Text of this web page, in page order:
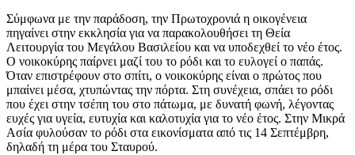
Σύμφωνα με την παράδοση, την Πρωτοχρονιά η οικογένεια
πηγαίνει στην εκκλησία για να παρακολουθήσει τη Θεία
Λειτουργία του Μεγάλου Βασιλείου και να υποδεχθεί το νέο έτος.
Ο νοικοκύρης παίρνει μαζί του το ρόδι και το ευλογεί ο παπάς.
Όταν επιστρέφουν στο σπίτι, ο νοικοκύρης είναι ο πρώτος που
μπαίνει μέσα, χτυπώντας την πόρτα. Στη συνέχεια, σπάει το ρόδι
που έχει στην τσέπη του στο πάτωμα, με δυνατή φωνή, λέγοντας
ευχές για υγεία, ευτυχία και καλοτυχία για το νέο έτος. Στην Μικρά
Ασία φυλούσαν το ρόδι στα εικονίσματα από τις 14 Σεπτέμβρη,
δηλαδή τη μέρα του Σταυρού.